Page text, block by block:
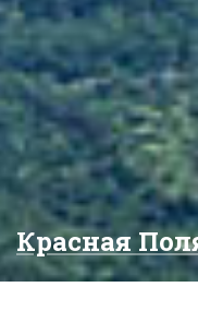
Красная